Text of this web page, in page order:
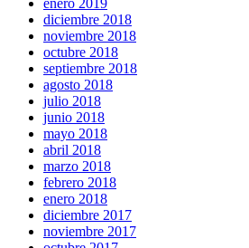
enero 2019
diciembre 2018
noviembre 2018
octubre 2018
septiembre 2018
agosto 2018
julio 2018
junio 2018
mayo 2018
abril 2018
marzo 2018
febrero 2018
enero 2018
diciembre 2017
noviembre 2017